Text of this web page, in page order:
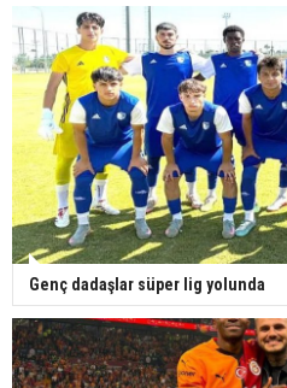
Genç dadaşlar süper lig yolunda